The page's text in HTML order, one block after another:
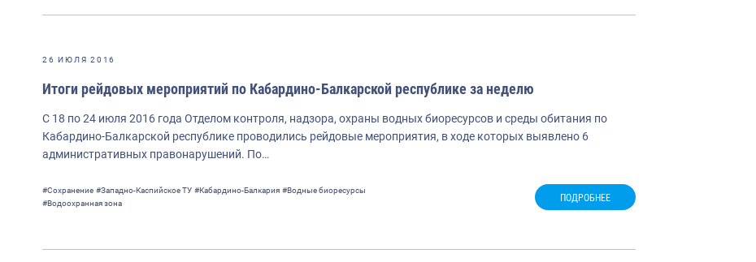
26 ИЮЛЯ 2016
Итоги рейдовых мероприятий по Кабардино-Балкарской республике за неделю
С 18 по 24 июля 2016 года Отделом контроля, надзора, охраны водных биоресурсов и среды обитания по
Кабардино-Балкарской республике проводились рейдовые мероприятия, в ходе которых выявлено 6
административных правонарушений. По…
#Сохранение #Западно-Каспийское ТУ #Кабардино-Балкария #Водные биоресурсы
#Водоохранная зона
ПОДРОБНЕЕ